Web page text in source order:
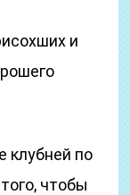
и
клубней по
чтобы